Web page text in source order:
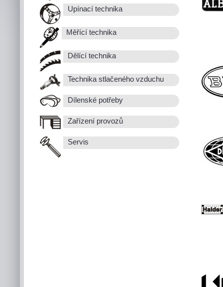
Upínací technika
Měřící technika
Dělící technika
Technika stlačeného vzduchu
Dílenské potřeby
Zařízení provozů
Servis